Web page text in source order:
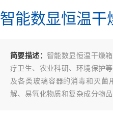
智能数显恒温干
简要描述：智能数显恒温干燥
疗卫生、农业科研、环境保护
及各类玻璃容器的消毒和灭菌
解、易氧化物质和复杂成分物